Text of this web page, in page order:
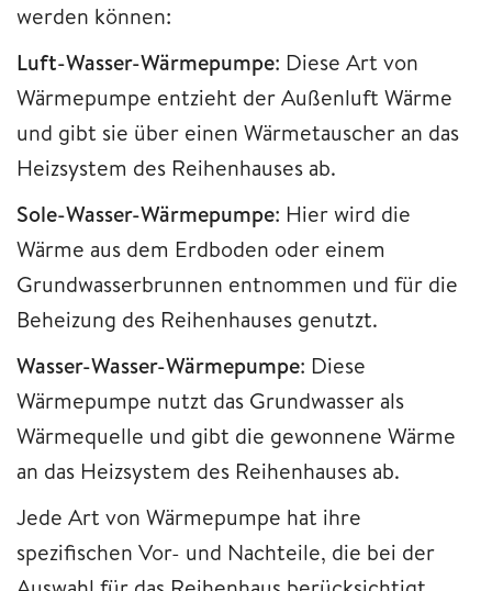
werden können:
Luft-Wasser-Wärmepumpe: Diese Art von
Wärmepumpe entzieht der Außenluft Wärme
und gibt sie über einen Wärmetauscher an das
Heizsystem des Reihenhauses ab.
Sole-Wasser-Wärmepumpe: Hier wird die
Wärme aus dem Erdboden oder einem
Grundwasserbrunnen entnommen und für die
Beheizung des Reihenhauses genutzt.
Wasser-Wasser-Wärmepumpe: Diese
Wärmepumpe nutzt das Grundwasser als
Wärmequelle und gibt die gewonnene Wärme
an das Heizsystem des Reihenhauses ab.
Jede Art von Wärmepumpe hat ihre
spezifischen Vor- und Nachteile, die bei der